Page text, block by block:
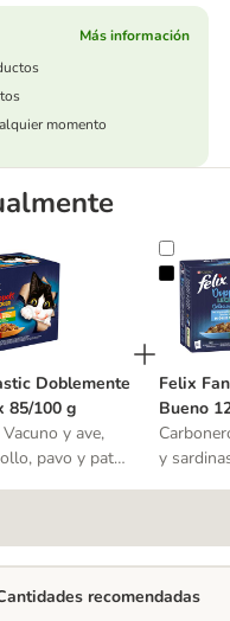
Más información
momento
Doblemente Bueno 24 x
Doblemente
85/100 g
y ave,
pavo y pato,
Felix
Felix
Bueno
y
recomendadas